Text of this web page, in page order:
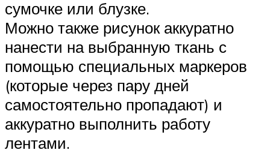
сумочке или блузке.
Можно также рисунок аккуратно
нанести на выбранную ткань с
помощью специальных маркеров
(которые через пару дней
самостоятельно пропадают) и
аккуратно выполнить работу
лентами.